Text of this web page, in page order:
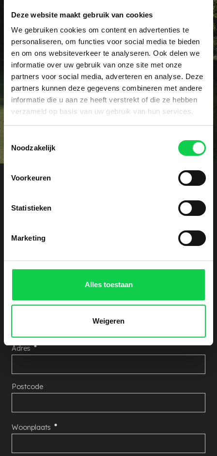
Deze website maakt gebruik van cookies
We gebruiken cookies om content en advertenties te
personaliseren, om functies voor social media te bieden
en om ons websiteverkeer te analyseren. Ook delen we
informatie over uw gebruik van onze site met onze
partners voor social media, adverteren en analyse. Deze
partners kunnen deze gegevens combineren met andere
informatie die u aan ze heeft verstrekt of die ze hebben
verzameld op basis van uw gebruik van hun services.
Noodzakelijk
Voorkeuren
Statistieken
Marketing
Alles toestaan
Weigeren
Ontvang een vrijblijvende kostenindicatie. Laat
hieronder uw gegevens achter, wij nemen zo snel
mogelijk contact met u op!
Naam
Adres
Postcode
Woonplaats
Vraag het dé specialist!
Heeft u een specifieke vraag of wellicht een
probleem met uw rhododendrons? Onze specialist
voorziet u graag vrijblijvend van advies.
Contact